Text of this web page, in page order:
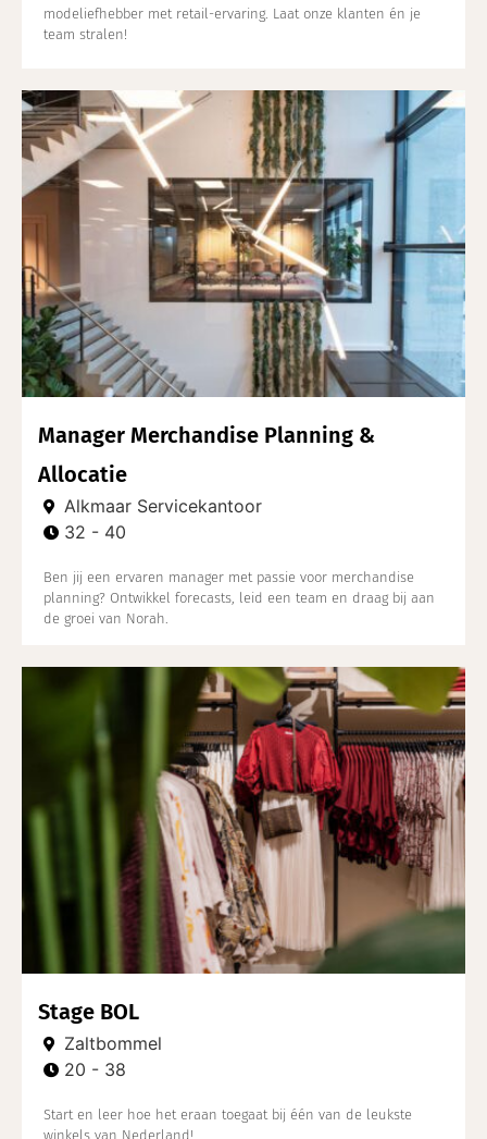
modeliefhebber met retail-ervaring. Laat onze klanten én je
team stralen!
Manager Merchandise Planning &
Allocatie
Alkmaar Servicekantoor
32 - 40
Ben jij een ervaren manager met passie voor merchandise
planning? Ontwikkel forecasts, leid een team en draag bij aan
de groei van Norah.
Stage BOL
Zaltbommel
20 - 38
Start en leer hoe het eraan toegaat bij één van de leukste
winkels van Nederland!